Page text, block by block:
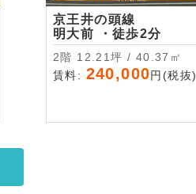
京王井の頭線
明大前 ・徒歩2分
2階 12.21坪 / 40.37㎡
賃料: 240,000円(税抜)